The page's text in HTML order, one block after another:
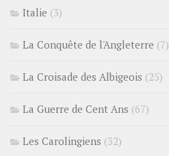
Italie (3)
La Conquête de l'Angleterre (7)
La Croisade des Albigeois (25)
La Guerre de Cent Ans (67)
Les Carolingiens (32)